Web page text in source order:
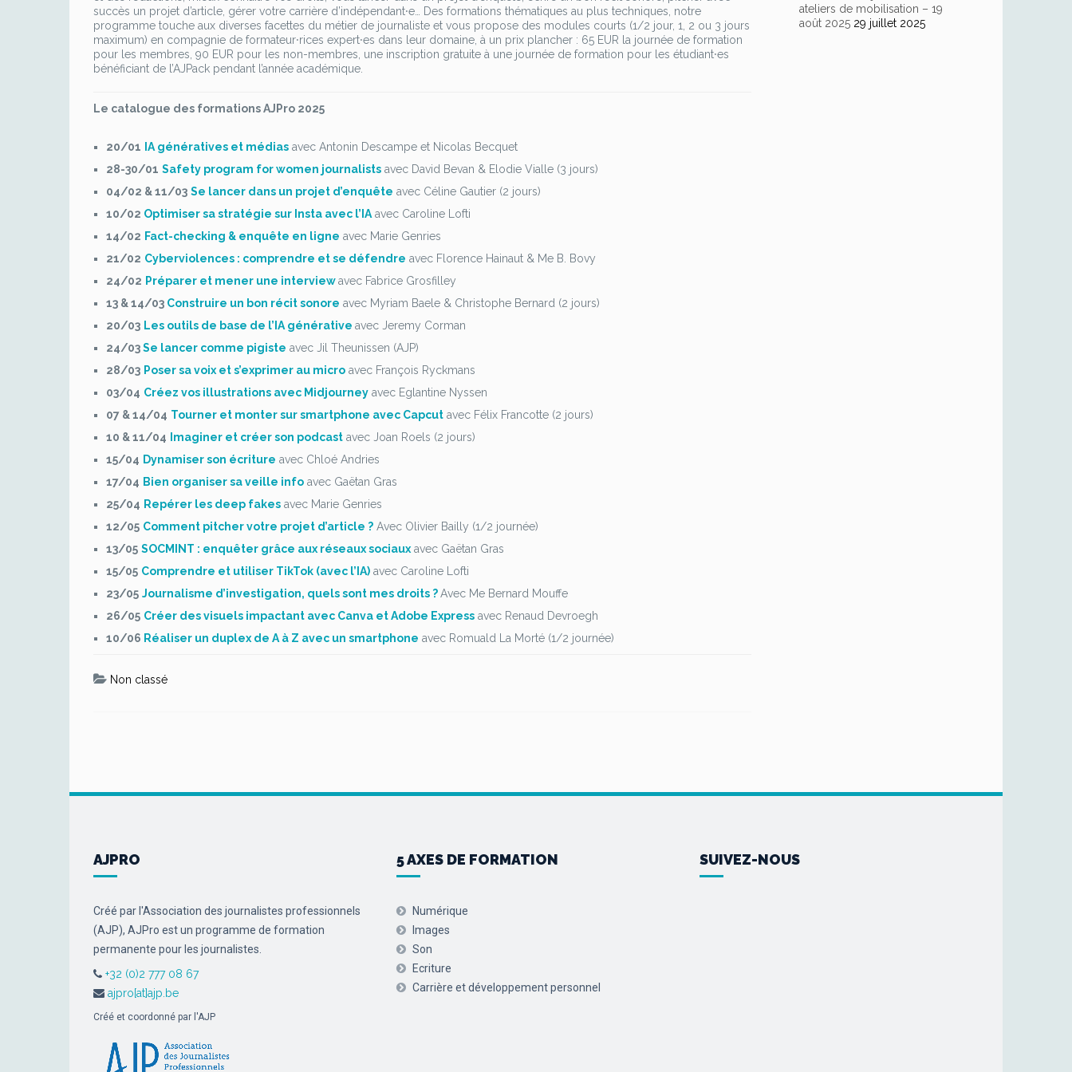
vos
projets
professionnels
succès un projet d’article, gérer votre carrière d’indépendant⸱e… Des formations thématiques au plus techniques, notre
programme touche aux diverses facettes du métier de journaliste et vous propose des modules courts (1/2 jour, 1, 2 ou 3 jours
maximum) en compagnie de formateur⸱rices expert⸱es dans leur domaine, à un prix plancher : 65 EUR la journée de formation
pour les membres, 90 EUR pour les non-membres, une inscription gratuite à une journée de formation pour les étudiant⸱es
bénéficiant de l’AJPack pendant l’année académique.
Le catalogue des formations AJPro 2025
20/01 IA génératives et médias avec Antonin Descampe et Nicolas Becquet
28-30/01 Safety program for women journalists avec David Bevan & Elodie Vialle (3 jours)
04/02 & 11/03 Se lancer dans un projet d’enquête avec Céline Gautier (2 jours)
10/02 Optimiser sa stratégie sur Insta avec l’IA avec Caroline Lofti
14/02 Fact-checking & enquête en ligne avec Marie Genries
21/02 Cyberviolences : comprendre et se défendre avec Florence Hainaut & Me B. Bovy
24/02 Préparer et mener une interviewavec Fabrice Grosfilley
13 & 14/03 Construire un bon récit sonore avec Myriam Baele & Christophe Bernard (2 jours)
20/03 Les outils de base de l’IA générative avec Jeremy Corman
24/03Se lancer comme pigiste avec Jil Theunissen (AJP)
28/03 Poser sa voix et s’exprimer au micro avec François Ryckmans
03/04 Créez vos illustrations avec Midjourney avec Eglantine Nyssen
07 & 14/04 Tourner et monter sur smartphone avec Capcut avec Félix Francotte (2 jours)
10 & 11/04
Imaginer et créer son podcast avec Joan Roels (2 jours)
15/04 Dynamiser son écriture avec Chloé Andries
17/04 Bien organiser sa veille info avec Gaëtan Gras
25/04 Repérer les deep fakes avec Marie Genries
12/05 Comment pitcher votre projet d’article ? Avec Olivier Bailly (1/2 journée)
13/05 SOCMINT : enquêter grâce aux réseaux sociaux avec Gaëtan Gras
15/05 Comprendre et utiliser TikTok (avec l’IA) avec Caroline Lofti
23/05 Journalisme d’investigation, quels sont mes droits ?Avec Me Bernard Mouffe
26/05 Créer des visuels impactant avec Canva et Adobe Express avec Renaud Devroegh
10/06 Réaliser un duplex de A à Z avec un smartphone avec Romuald La Morté (1/2 journée)
Non classé
ateliers de mobilisation – 19
août 2025 29 juillet 2025
AJPRO
Créé par l'Association des journalistes professionnels
(AJP), AJPro est un programme de formation
permanente pour les journalistes.
+32 (0)2 777 08 67
ajpro[at]ajp.be
Créé et coordonné par l'AJP
5 AXES DE FORMATION
Numérique
Images
Son
Ecriture
Carrière et développement personnel
SUIVEZ-NOUS